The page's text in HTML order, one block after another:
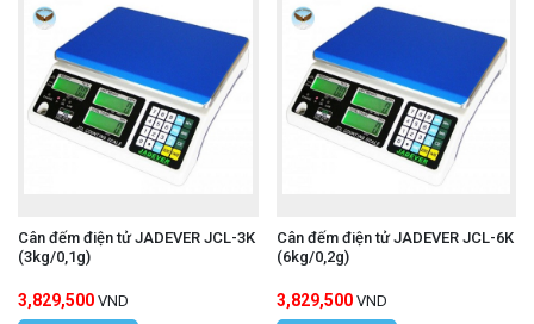
Cân đếm điện tử JADEVER JCL-3K
(3kg/0,1g)
3,829,500 VND
Cân đếm điện tử JADEVER JCL-6K
(6kg/0,2g)
3,829,500 VND